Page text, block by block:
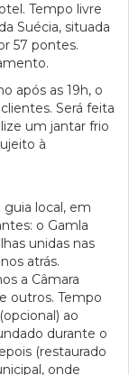
Tempo livre
Suécia, situada
57 pontes.
após as 19h, o
Será feita
um jantar frio
à
local, em
o Gamla
unidas nas
atrás.
a Câmara
outros. Tempo
ao
durante o
(restaurado
onde